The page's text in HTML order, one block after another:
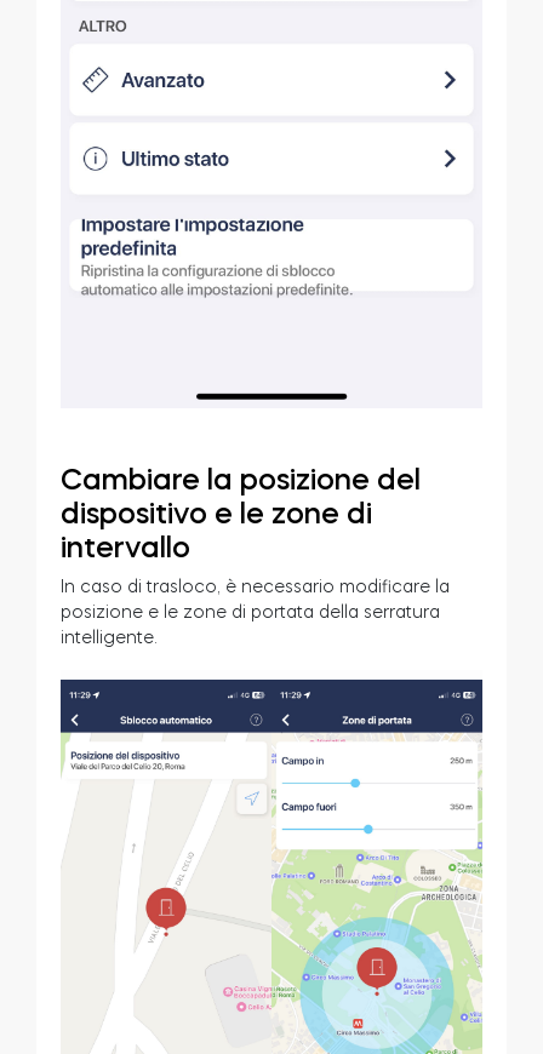
Cambiare la posizione del
dispositivo e le zone di
intervallo
In caso di trasloco, è necessario modificare la
posizione e le zone di portata della serratura
intelligente.